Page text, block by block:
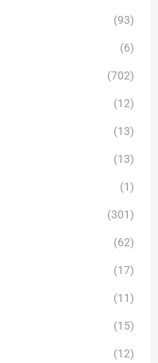
(93)
(6)
(702)
(12)
(13)
(13)
(1)
(301)
(62)
(17)
(11)
(15)
(12)